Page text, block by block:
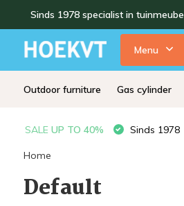
Sinds 1978 specialist in
Menu
Outdoor furniture Gas cylinder
SALE UP TO 40% Sinds 1978
Home
Default